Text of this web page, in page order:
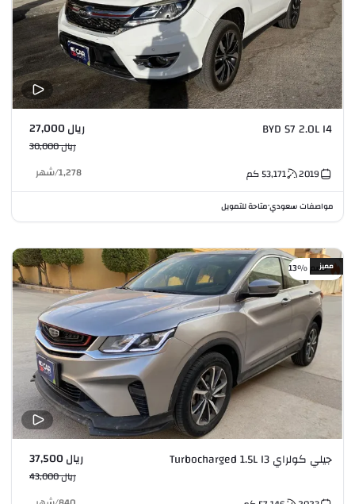
BYD S7 2.0L I4 ريال 27,000
ريال 30,000
2019
53,171كم 1,278
/شهر
مواصفات سعودي•متاحة للتمويل
خصم %13مميز
جيلي كولراي Turbocharged 1.5L I3 ريال 37,500
ريال 43,000